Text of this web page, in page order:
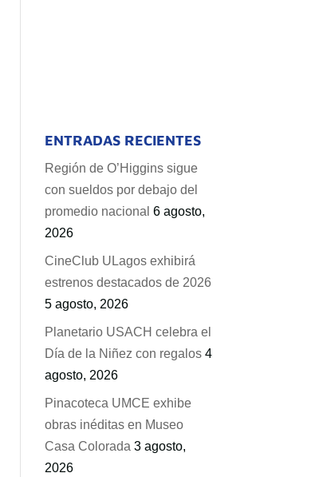
ENTRADAS RECIENTES
Región de O’Higgins sigue
con sueldos por debajo del
promedio nacional 6 agosto,
2026
CineClub ULagos exhibirá
estrenos destacados de 2026
5 agosto, 2026
Planetario USACH celebra el
Día de la Niñez con regalos 4
agosto, 2026
Pinacoteca UMCE exhibe
obras inéditas en Museo
Casa Colorada 3 agosto,
2026